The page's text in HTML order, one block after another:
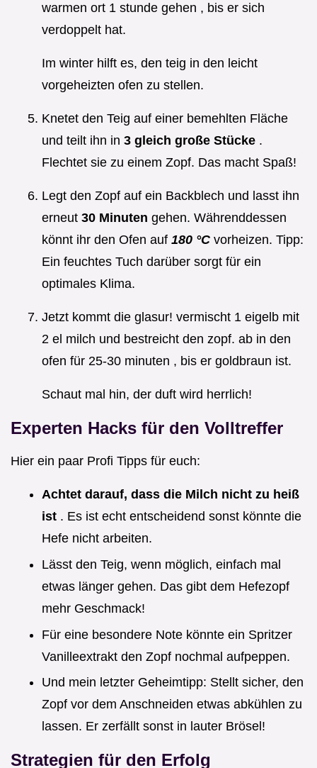
warmen ort 1 stunde gehen , bis er sich
verdoppelt hat.
Im winter hilft es, den teig in den leicht
vorgeheizten ofen zu stellen.
Knetet den Teig auf einer bemehlten Fläche
und teilt ihn in 3 gleich große Stücke .
Flechtet sie zu einem Zopf. Das macht Spaß!
Legt den Zopf auf ein Backblech und lasst ihn
erneut 30 Minuten gehen. Währenddessen
könnt ihr den Ofen auf 180 °C vorheizen. Tipp:
Ein feuchtes Tuch darüber sorgt für ein
optimales Klima.
Jetzt kommt die glasur! vermischt 1 eigelb mit
2 el milch und bestreicht den zopf. ab in den
ofen für 25-30 minuten , bis er goldbraun ist.
Schaut mal hin, der duft wird herrlich!
Experten Hacks für den Volltreffer
Hier ein paar Profi Tipps für euch:
Achtet darauf, dass die Milch nicht zu heiß
ist . Es ist echt entscheidend sonst könnte die
Hefe nicht arbeiten.
Lässt den Teig, wenn möglich, einfach mal
etwas länger gehen. Das gibt dem Hefezopf
mehr Geschmack!
Für eine besondere Note könnte ein Spritzer
Vanilleextrakt den Zopf nochmal aufpeppen.
Und mein letzter Geheimtipp: Stellt sicher, den
Zopf vor dem Anschneiden etwas abkühlen zu
lassen. Er zerfällt sonst in lauter Brösel!
Strategien für den Erfolg